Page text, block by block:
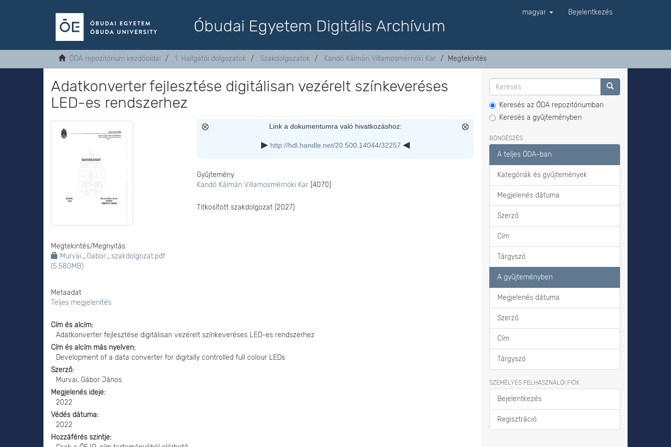
Óbudai Egyetem Digitális Archívum
magyar Bejelentkezés
ÓDA repozitórium kezdőoldal 1. Hallgatói dolgozatok Szakdolgozatok Kandó Kálmán Villamosmérnöki Kar Megtekintés
Adatkonverter fejlesztése digitálisan vezérelt színkeveréses
LED-es rendszerhez
Megtekintés/Megnyitás
Murvai_Gabor_szakdolgozat.pdf
(5.580MB)
Metaadat
Teljes megjelenítés
Link a dokumentumra való hivatkozáshoz:
http://hdl.handle.net/20.500.14044/32257
Gyűjtemény
Kandó Kálmán Villamosmérnöki Kar [4070]
Titkosított szakdolgozat (2027)
Cím és alcím
Adatkonverter fejlesztése digitálisan vezérelt színkeveréses LED-es rendszerhez
Cím és alcím más nyelven
Development of a data converter for digitally controlled full colour LEDs
Szerző
Murvai, Gábor János
Megjelenés ideje
2022
Védés dátuma
2022
Hozzáférés szintje
Keresés az ÓDA repozitóriumban
Keresés a gyűjteményben
BÖNGÉSZÉS
A teljes ÓDA-ban
Kategóriák és gyűjtemények
Megjelenés dátuma
Szerző
Cím
Tárgyszó
A gyűjteményben
Megjelenés dátuma
Szerző
Cím
Tárgyszó
SZEMÉLYES FELHASZNÁLÓI FIÓK
Bejelentkezés
Regisztráció